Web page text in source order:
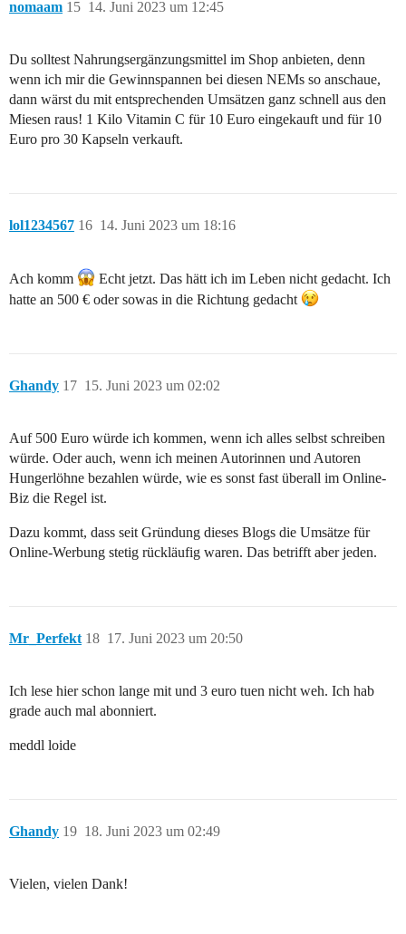
nomaam 14. Juni 2023 um 12:45
15
Du solltest Nahrungsergänzungsmittel im Shop anbieten, denn
wenn ich mir die Gewinnspannen bei diesen NEMs so anschaue,
dann wärst du mit entsprechenden Umsätzen ganz schnell aus den
Miesen raus! 1 Kilo Vitamin C für 10 Euro eingekauft und für 10
Euro pro 30 Kapseln verkauft.
lol1234567 14. Juni 2023 um 18:16
16
Ach komm
Echt jetzt. Das hätt ich im Leben nicht gedacht. Ich
hatte an 500 € oder sowas in die Richtung gedacht
Ghandy 15. Juni 2023 um 02:02
17
Auf 500 Euro würde ich kommen, wenn ich alles selbst schreiben
würde. Oder auch, wenn ich meinen Autorinnen und Autoren
Hungerlöhne bezahlen würde, wie es sonst fast überall im Online-
Biz die Regel ist.
Dazu kommt, dass seit Gründung dieses Blogs die Umsätze für
Online-Werbung stetig rückläufig waren. Das betrifft aber jeden.
Mr_Perfekt 17. Juni 2023 um 20:50
18
Ich lese hier schon lange mit und 3 euro tuen nicht weh. Ich hab
grade auch mal abonniert.
meddl loide
Ghandy 18. Juni 2023 um 02:49
19
Vielen, vielen Dank!